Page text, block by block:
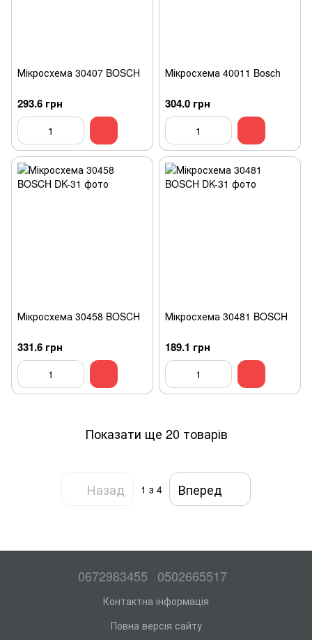
Мікросхема 30407 BOSCH
293.6 грн
Мікросхема 40011 Bosch
304.0 грн
Мікросхема 30458 BOSCH
331.6 грн
Мікросхема 30481 BOSCH
189.1 грн
Показати ще 20 товарів
Назад 1 з 4 Вперед
0672983455 0502665517
Контактна інформація
Повна версія сайту